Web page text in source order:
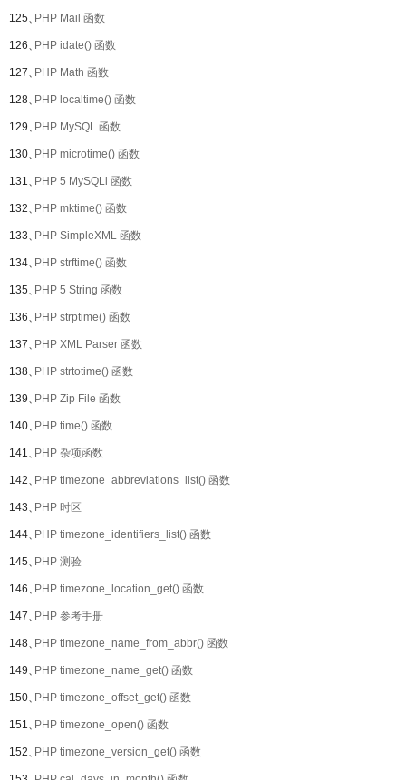
125、PHP Mail 函数
126、PHP idate() 函数
127、PHP Math 函数
128、PHP localtime() 函数
129、PHP MySQL 函数
130、PHP microtime() 函数
131、PHP 5 MySQLi 函数
132、PHP mktime() 函数
133、PHP SimpleXML 函数
134、PHP strftime() 函数
135、PHP 5 String 函数
136、PHP strptime() 函数
137、PHP XML Parser 函数
138、PHP strtotime() 函数
139、PHP Zip File 函数
140、PHP time() 函数
141、PHP 杂项函数
142、PHP timezone_abbreviations_list() 函数
143、PHP 时区
144、PHP timezone_identifiers_list() 函数
145、PHP 测验
146、PHP timezone_location_get() 函数
147、PHP 参考手册
148、PHP timezone_name_from_abbr() 函数
149、PHP timezone_name_get() 函数
150、PHP timezone_offset_get() 函数
151、PHP timezone_open() 函数
152、PHP timezone_version_get() 函数